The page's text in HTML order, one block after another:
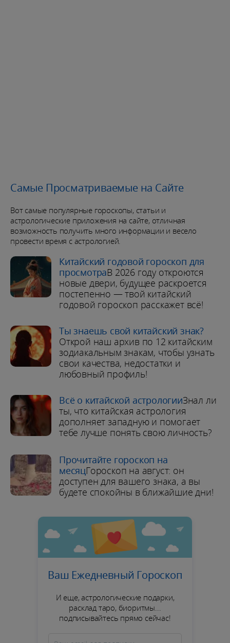
Самые Просматриваемые на Сайте
Вот самые популярные гороскопы, статьи и
астрологические приложения на сайте, отличная
возможность получить много информации и весело
провести время с астрологией.
Китайский годовой гороскоп для
просмотраВ 2026 году откроются
новые двери, будущее раскроется
постепенно — твой китайский
годовой гороскоп расскажет всё!
Ты знаешь свой китайский знак?
Открой наш архив по 12 китайским
зодиакальным знакам, чтобы узнать
свои качества, недостатки и
любовный профиль!
Всё о китайской астрологииЗнал ли
ты, что китайская астрология
дополняет западную и помогает
тебе лучше понять свою личность?
Прочитайте гороскоп на
месяцГороскоп на август: он
доступен для вашего знака, а вы
будете спокойны в ближайшие дни!
Ваш Ежедневный Гороскоп
И еще, астрологические подарки,
расклад таро, биоритмы...
подписывайтесь прямо сейчас!